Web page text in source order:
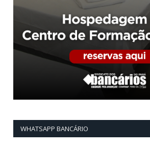
WHATSAPP BANCÁRIO